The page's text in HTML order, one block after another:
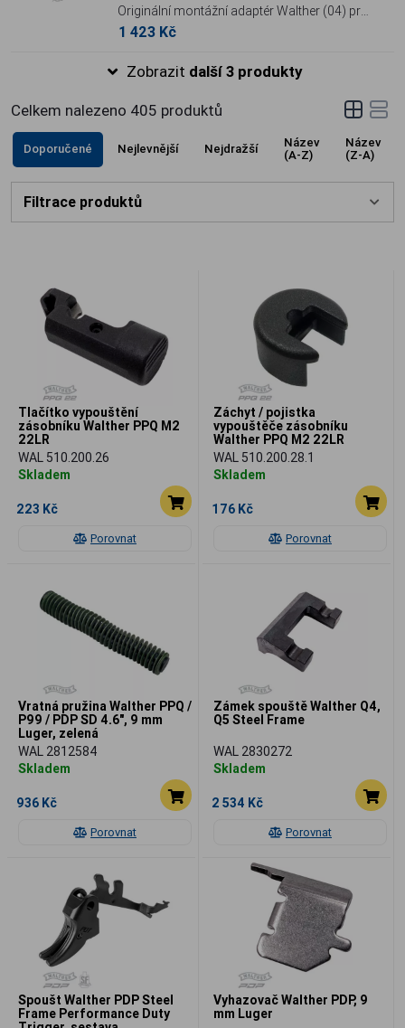
Originální montážní adaptér Walther (04) pro
druhou generaci (GEN2) pistolí PDP a PDP F-
DeltaPoint, Shield RMS a Sig Romeo Zero.
1 423 Kč
Zobrazit další 3 produkty
Celkem nalezeno 405 produktů
Doporučené Nejlevnější Nejdražší
Název
(A-Z)
Název
(Z-A)
Filtrace produktů
Porovnat
Tlačítko vypouštění
zásobníku Walther PPQ M2
22LR
WAL 510.200.26
Skladem
223 Kč
Porovnat
Záchyt / pojistka
vypouštěče zásobníku
Walther PPQ M2 22LR
WAL 510.200.28.1
Skladem
176 Kč
Porovnat
Vratná pružina Walther PPQ /
P99 / PDP SD 4.6", 9 mm
Luger, zelená
WAL 2812584
Skladem
936 Kč
Porovnat
Zámek spouště Walther Q4,
Q5 Steel Frame
WAL 2830272
Skladem
2 534 Kč
Spoušt Walther PDP Steel
Frame Performance Duty
Vyhazovač Walther PDP, 9
mm Luger